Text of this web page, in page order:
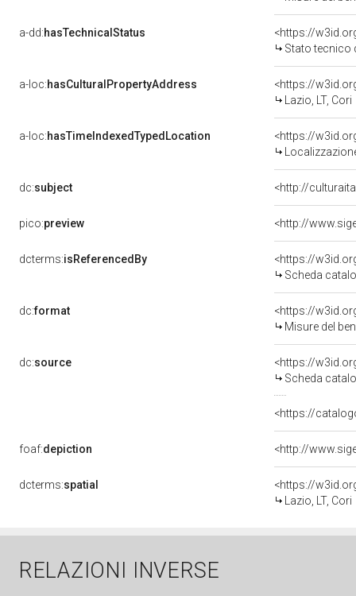
a-dd:hasTechnicalStatus
<https://
Stato tecnico
a-loc:hasCulturalPropertyAddress
<https://
Lazio, LT, Cori
a-loc:hasTimeIndexedTypedLocation
<https://
dc:subject <http://
pico:preview
dcterms:isReferencedBy
<https://
Scheda
dc:format
<https://
Misure del
dc:source
<https://
Scheda
<https://
foaf:depiction
dcterms:spatial
<https://
Lazio, LT, Cori
RELAZIONI INVERSE